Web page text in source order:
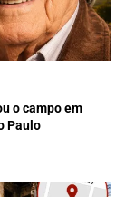
o campo em
Paulo